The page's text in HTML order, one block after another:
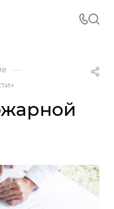
—